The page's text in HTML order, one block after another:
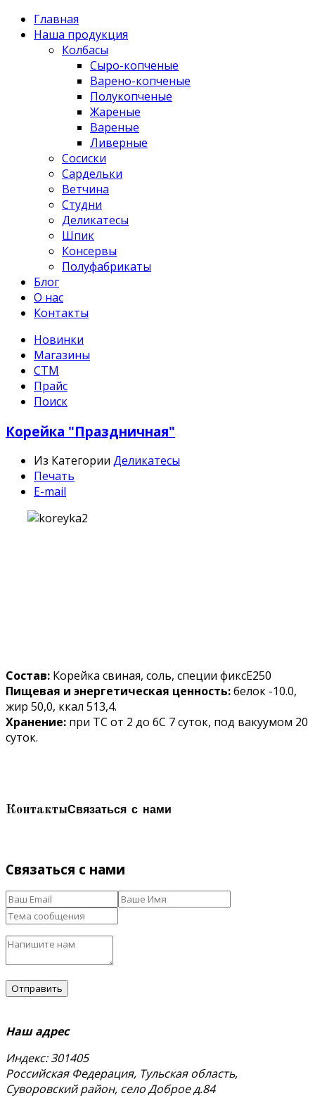
Главная
Наша продукция
Колбасы
Сыро-копченые
Варено-копченые
Полукопченые
Жареные
Вареные
Ливерные
Сосиски
Сардельки
Ветчина
Студни
Деликатесы
Шпик
Консервы
Полуфабрикаты
Блог
О нас
Контакты
Новинки
Магазины
СТМ
Прайс
Поиск
Корейка "Праздничная"
Из Категории Деликатесы
Печать
E-mail
Состав: Корейка свиная, соль, специи фиксЕ250
Пищевая и энергетическая ценность:белок -10.0,
жир 50,0, ккал 513,4.
Хранение: при ТС от 2 до 6С 7 суток, под вакуумом 20
суток.
КонтактыСвязаться с нами
Связаться с нами
Наш адрес
Индекс: 301405
Российская Федерация, Тульская область,
Суворовский район, село Доброе д.84